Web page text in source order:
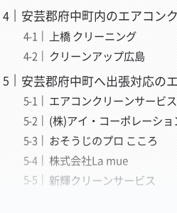
安芸郡府中町内のエアコン
上橋 クリーニング
クリーンアップ広島
安芸郡府中町へ出張対応の
エアコンクリーンサービ
(株)アイ・コーポレーシ
おそうじのプロ こころ
株式会社La mue
新輝クリーンサービス